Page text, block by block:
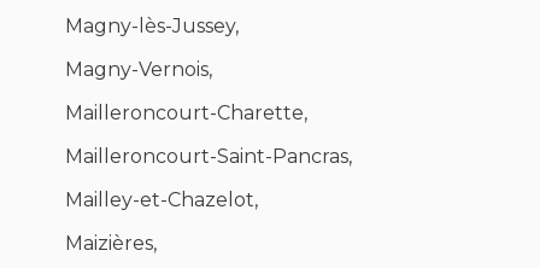
Magny-lès-Jussey,
Magny-Vernois,
Mailleroncourt-Charette,
Mailleroncourt-Saint-Pancras,
Mailley-et-Chazelot,
Maizières,